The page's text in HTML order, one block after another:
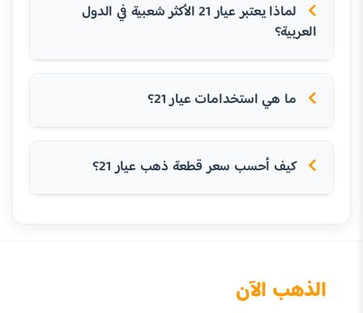
لماذا يعتبر عيار 21 الأكثر شعبية في الدول
العربية؟
ما هي استخدامات عيار 21؟
كيف أحسب سعر قطعة ذهب عيار 21؟
الذهب الآن